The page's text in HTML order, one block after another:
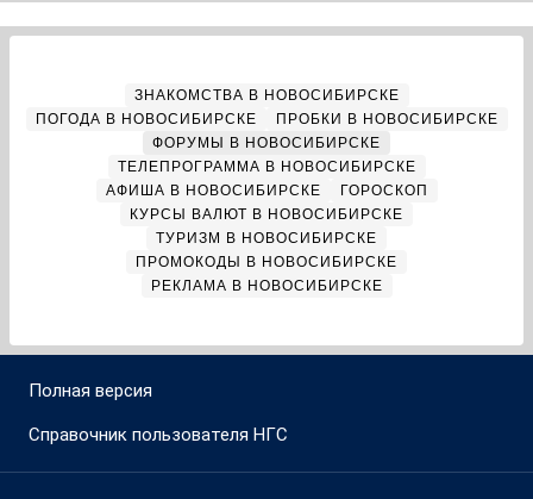
ЗНАКОМСТВА В НОВОСИБИРСКЕ
ПОГОДА В НОВОСИБИРСКЕ
ПРОБКИ В НОВОСИБИРСКЕ
ФОРУМЫ В НОВОСИБИРСКЕ
ТЕЛЕПРОГРАММА В НОВОСИБИРСКЕ
АФИША В НОВОСИБИРСКЕ
ГОРОСКОП
КУРСЫ ВАЛЮТ В НОВОСИБИРСКЕ
ТУРИЗМ В НОВОСИБИРСКЕ
ПРОМОКОДЫ В НОВОСИБИРСКЕ
РЕКЛАМА В НОВОСИБИРСКЕ
Полная версия
Справочник пользователя НГС